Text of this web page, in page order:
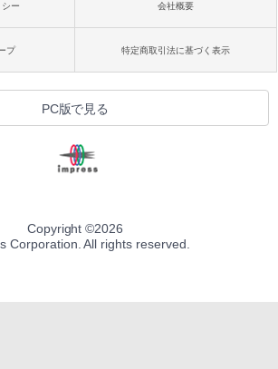
ー 会社概要
プ 特定商取引法に基づく表示
PC版で見る
Copyright ©2026
Corporation. All rights reserved.